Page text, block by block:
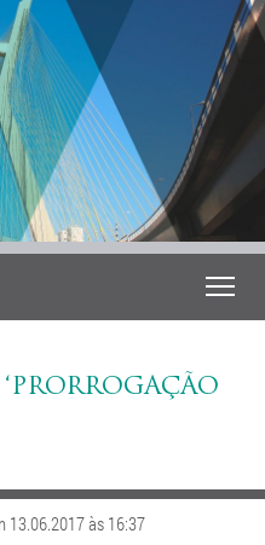
13.06.2017 às 16:37